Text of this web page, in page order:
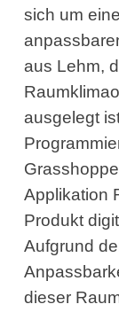
sich um
aus Lehm,
ausgelegt
Applikation
Produkt
Aufgrund
dieser